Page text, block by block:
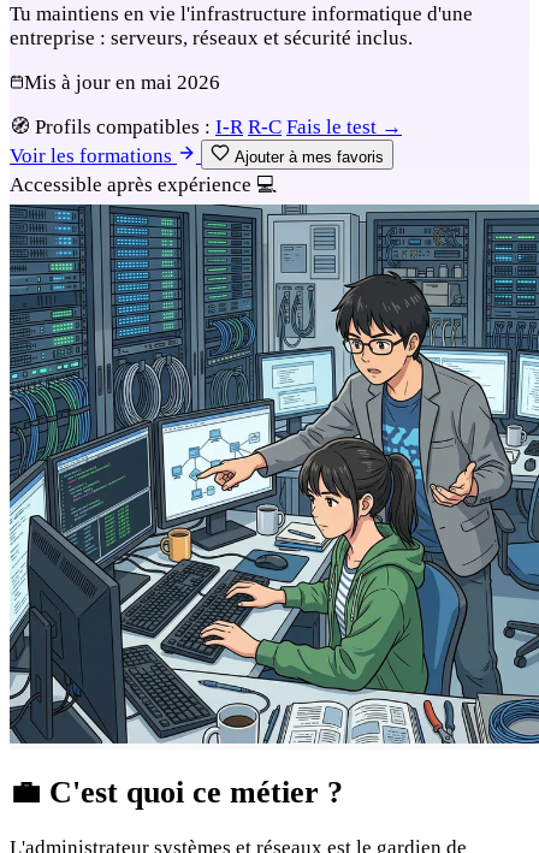
Tu maintiens en vie l'infrastructure informatique d'une
entreprise : serveurs, réseaux et sécurité inclus.
Mis à jour en mai 2026
🧭 Profils compatibles : I-R R-C Fais le test →
Voir les formations
Ajouter à mes favoris
Accessible après expérience 💻
💼 C'est quoi ce métier ?
L'administrateur systèmes et réseaux est le gardien de